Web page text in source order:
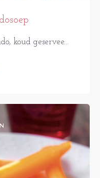
koud geservee...